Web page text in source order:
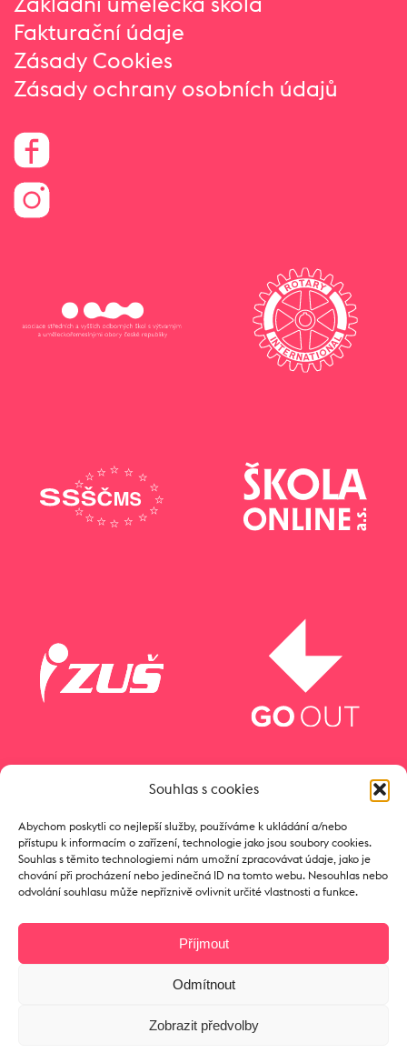
Souhlas s cookies
Abychom poskytli co nejlepší služby, používáme k ukládání a/nebo
přístupu k informacím o zařízení, technologie jako jsou soubory cookies.
Souhlas s těmito technologiemi nám umožní zpracovávat údaje, jako je
chování při procházení nebo jedinečná ID na tomto webu. Nesouhlas nebo
odvolání souhlasu může nepříznivě ovlivnit určité vlastnosti a funkce.
Příjmout
Odmítnout
Zobrazit předvolby
Fakturační údaje
Zásady Cookies
Zásady ochrany osobních údajů